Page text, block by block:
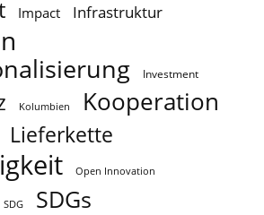
Impact Infrastruktur
Investment
Kolumbien Kooperation
Lieferkette
Open Innovation
SDG SDGs